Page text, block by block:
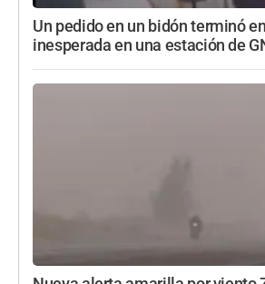
Un pedido en un bidón terminó
inesperada en una estación de